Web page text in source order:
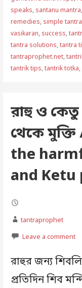
speaks, santanu mantra,
remedies, simple
vasikaran, success,
tantra solutions,tantra
tantraprophet.net,
tantrik tips,tantrik totka,
রাহু ও কেতু
থেকে
the
and Ketu
tantraprophet
Leave a comment
রাহুর জন্য
প্রতিদিন শিব